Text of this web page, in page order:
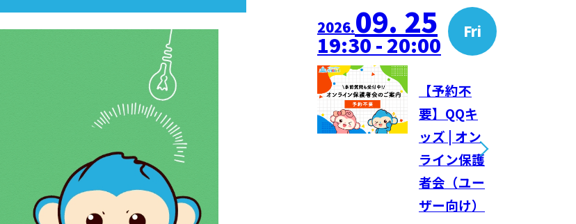
2026.09. 25 Fri
19:30 - 20:00
【予約不
要】QQキ
ッズ | オン
ライン保護
者会（ユー
ザー向け）